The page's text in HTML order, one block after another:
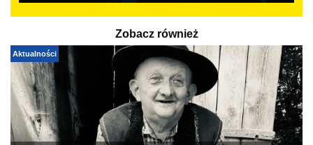
Zobacz również
Aktualności